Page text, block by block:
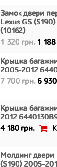
Замок двери
Lexus GS
(10162)
1 320 грн. 1 188
Крышка
2005-2012
7 700 грн. 6
Крышка
2012
4 180 грн.
Молдинг двери
(S190) 2005-